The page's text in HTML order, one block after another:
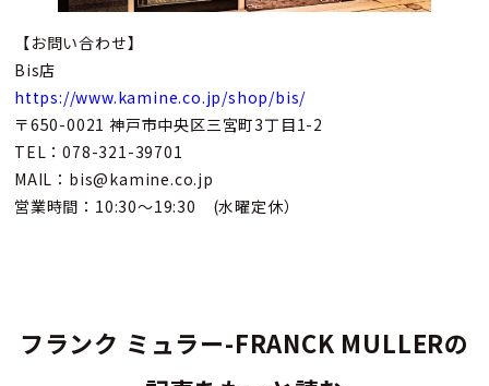
【お問い合わせ】
Bis店
https://www.kamine.co.jp/shop/bis/
〒650-0021 神戸市中央区三宮町3丁目1-2
TEL：078-321-39701
MAIL：bis@kamine.co.jp
営業時間：10:30～19:30 (水曜定休）
フランク ミュラー-FRANCK MULLERの